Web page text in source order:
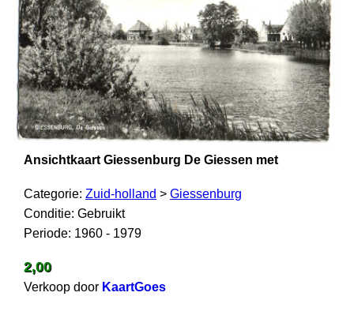
Ansichtkaart Giessenburg De Giessen met
Categorie: Zuid-holland > Giessenburg
Conditie: Gebruikt
Periode: 1960 - 1979
2,00
Verkoop door KaartGoes